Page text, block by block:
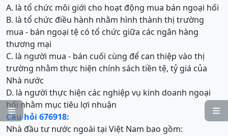


A. là tổ chức môi giới cho hoạt động mua bán ngoại hối
B. là tổ chức điều hành nhằm hình thành thị trường
mua - bán ngoại tệ có tổ chức giữa các ngân hàng
thương mại
C. là người mua - bán cuối cùng để can thiệp vào thị
trường nhằm thực hiện chính sách tiền tệ, tỷ giá của
Nhà nước
D. là người thực hiện các nghiệp vụ kinh doanh ngoại
hối nhằm mục tiêu lợi nhuận
Câu hỏi 676918:
Nhà đầu tư nước ngoài tại Việt Nam bao gồm: